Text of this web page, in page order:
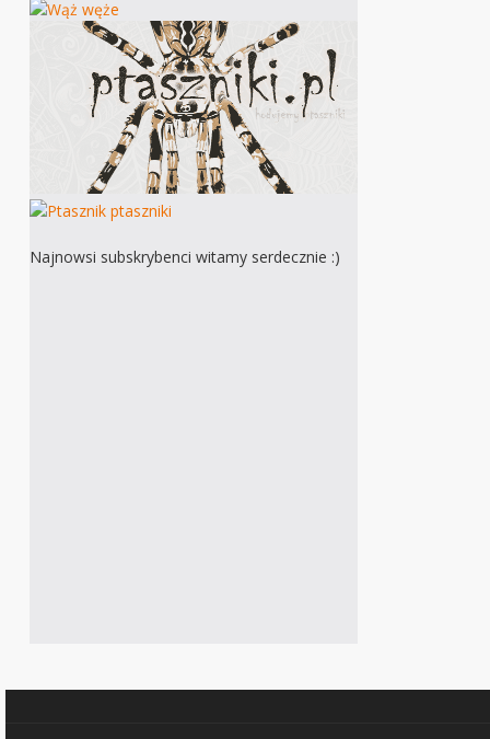
Najnowsi subskrybenci witamy serdecznie :)